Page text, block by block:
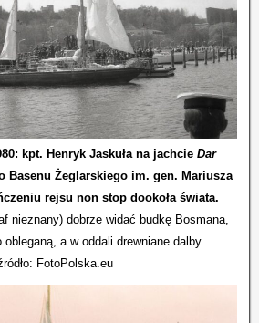
kpt. Henryk Jaskuła na jachcie Dar
Basenu Żeglarskiego im. gen. Mariusza
rejsu non stop dookoła świata.
nieznany) dobrze widać budkę Bosmana,
a w oddali drewniane dalby.
FotoPolska.eu